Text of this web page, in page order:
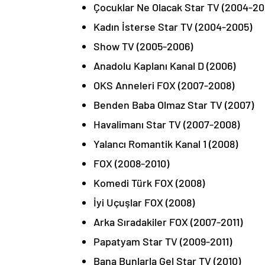
Çocuklar Ne Olacak Star TV (2004-
Kadın İsterse Star TV (2004-2005)
Show TV (2005-2006)
Anadolu Kaplanı Kanal D (2006)
OKS Anneleri FOX (2007-2008)
Benden Baba Olmaz Star TV (2007)
Havalimanı Star TV (2007-2008)
Yalancı Romantik Kanal 1 (2008)
FOX (2008-2010)
Komedi Türk FOX (2008)
İyi Uçuşlar FOX (2008)
Arka Sıradakiler FOX (2007-2011)
Papatyam Star TV (2009-2011)
Bana Bunlarla Gel Star TV (2010)